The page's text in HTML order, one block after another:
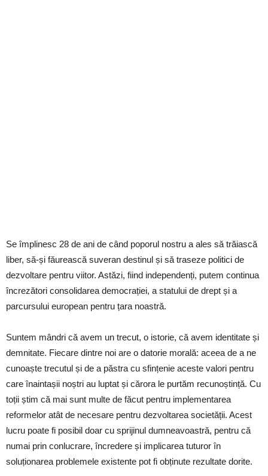
Se împlinesc 28 de ani de când poporul nostru a ales să trăiască
liber, să-și făurească suveran destinul și să traseze politici de
dezvoltare pentru viitor. Astăzi, fiind independenți, putem continua
încrezători consolidarea democrației, a statului de drept și a
parcursului european pentru țara noastră.
Suntem mândri că avem un trecut, o istorie, că avem identitate și
demnitate. Fiecare dintre noi are o datorie morală: aceea de a ne
cunoaște trecutul și de a păstra cu sfințenie aceste valori pentru
care înaintașii noștri au luptat și cărora le purtăm recunoștință. Cu
toții știm că mai sunt multe de făcut pentru implementarea
reformelor atât de necesare pentru dezvoltarea societății. Acest
lucru poate fi posibil doar cu sprijinul dumneavoastră, pentru că
numai prin conlucrare, încredere și implicarea tuturor în
soluționarea problemele existente pot fi obținute rezultate dorite.